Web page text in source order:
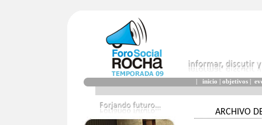
| inicio | objetivos |
ARCHIVO